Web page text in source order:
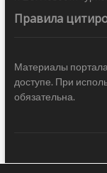
Правила
Материалы
доступе. При
обязательна.